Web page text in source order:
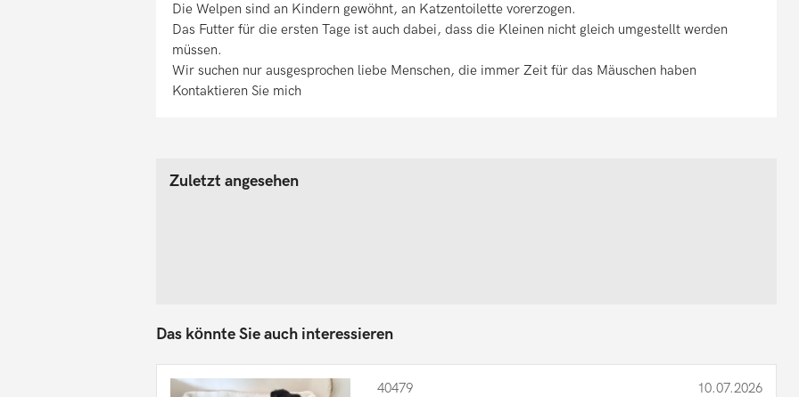
Die Welpen sind an Kindern gewöhnt, an Katzentoilette vorerzogen.
Das Futter für die ersten Tage ist auch dabei, dass die Kleinen nicht gleich umgestellt werden
müssen.
Wir suchen nur ausgesprochen liebe Menschen, die immer Zeit für das Mäuschen haben
Kontaktieren Sie mich
Zuletzt angesehen
Das könnte Sie auch interessieren
40479 10.07.2026